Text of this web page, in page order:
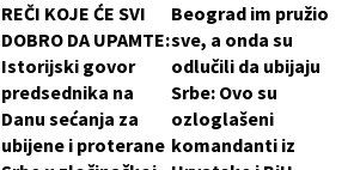
REČI KOJE ĆE SVI
DOBRO DA UPAMTE:
Istorijski govor
predsednika na
Danu sećanja za
ubijene i proterane
Beograd im pružio
sve, a onda su
odlučili da ubijaju
Srbe: Ovo su
ozloglašeni
komandanti iz